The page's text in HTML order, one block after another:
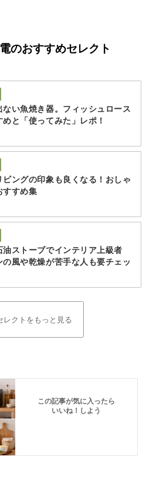
のおすすめセレクト
ない魚焼き器。フィッシュロース
と「使ってみた」レポ！
ビングの印象も良くなる！おしゃ
すすめ集
油ストーブでインテリア上級者
の風や乾燥が苦手な人も要チェッ
レクトをもっと見る
この記事が気に入ったら
いいね！しよう